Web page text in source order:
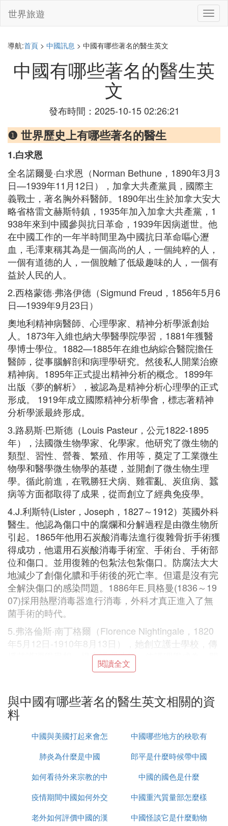
切
換
世界旅遊
導航:首頁 > 中國訊息 > 中國有哪些著名的醫生英文
中國有哪些著名的醫生英
文
發布時間：2025-10-15 02:26:21
❶ 世界歷史上有哪些著名的醫生
1.白求恩
全名諾爾曼·白求恩（Norman Bethune，1890年3月3
日—1939年11月12日），加拿大共產黨員，國際主
義戰士，著名胸外科醫師。1890年出生於加拿大安大
略省格雷文赫斯特鎮，1935年加入加拿大共產黨，1
938年來到中國參與抗日革命，1939年因病逝世。他
在中國工作的一年半時間里為中國抗日革命嘔心瀝
血，毛澤東稱其為是一個高尚的人，一個純粹的人，
一個有道德的人，一個脫離了低級趣味的人，一個有
益於人民的人。
2.西格蒙德·弗洛伊德（Sigmund Freud，1856年5月6
日—1939年9月23日）
奧地利精神病醫師、心理學家、精神分析學派創始
人。1873年入維也納大學醫學院學習，1881年獲醫
學博士學位。1882—1885年在維也納綜合醫院擔任
醫師，從事腦解剖和病理學研究。然後私人開業治療
精神病。1895年正式提出精神分析的概念。1899年
出版《夢的解析》，被認為是精神分析心理學的正式
形成。 1919年成立國際精神分析學會，標志著精神
分析學派最終形成。
3.路易斯·巴斯德（Louis Pasteur，公元1822-1895
年），法國微生物學家、化學家。他研究了微生物的
類型、習性、營養、繁殖、作用等，奠定了工業微生
物學和醫學微生物學的基礎，並開創了微生物生理
學。循此前進，在戰勝狂犬病、雞霍亂、炭疽病、蠶
病等方面都取得了成果，從而創立了經典免疫學。
4.J.利斯特(Lister，Joseph，1827～1912）英國外科
醫生。他認為傷口中的腐爛和分解過程是由微生物所
引起。1865年他用石炭酸消毒法進行復雜骨折手術獲
得成功，他還用石炭酸消毒手術室、手術台、手術部
位和傷口。並用復雜的包紮法包紮傷口。防腐法大大
地減少了創傷化膿和手術後的死亡率。但還是沒有完
全解決傷口的感染問題。1886年E.貝格曼(1836～19
07)採用熱壓消毒器進行消毒，外科才真正進入了無
菌手術的時代。
5.弗洛倫斯·南丁格爾（Florence Nightingale，1820
年5月12日-1910年8月13日），她創立護士學校，傳
播其護理學思想，提高護理地位，使護理學成為一門
科學。她因在克里米亞戰爭中率護士進行戰地救護而
88歲高齡時被授予倫敦城自由獎。她是世界上第一個
真正的女護士，開創了護理事業。「5.12"國際護士
節是全世界護士的共同節日，就是為了紀念這位近代
護理的創始人而設立的，這一天就是弗洛倫斯·南丁
謐、葉桂、孫思邈、錢乙、宋慈、李時珍、葛洪，所
屬領域是中醫和中葯。著有作品《扁鵲內經》、《外
閱讀全文
與中國有哪些著名的醫生英文相關的資
料
中國與美國打起來會怎
麼樣
中國哪些地方的秧歌有
名
肺炎為什麼是中國
郎平是什麼時候帶中國
女排的
如何看待外來宗教的中
國化
中國的國色是什麼
疫情期間中國如何外交
中國重汽質量部怎麼樣
老外如何評價中國的漢
中國怪談它是什麼動物